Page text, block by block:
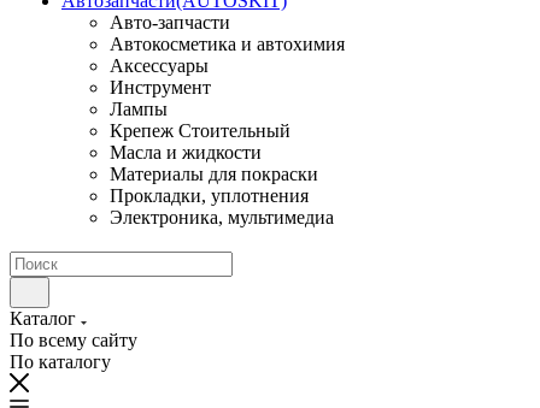
Авто-запчасти
Автокосметика и автохимия
Аксессуары
Инструмент
Лампы
Крепеж Стоительный
Масла и жидкости
Материалы для покраски
Прокладки, уплотнения
Электроника, мультимедиа
Каталог
По всему сайту
По каталогу